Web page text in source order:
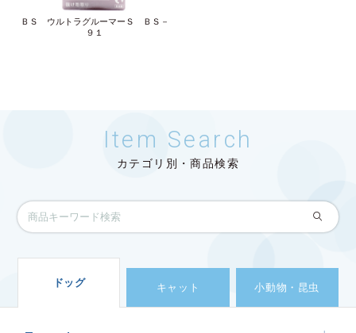
ＢＳ ウルトラグルーマーＳ ＢＳ－
９１
Item Search
カテゴリ別・商品検索
ドッグ キャット 小動物・昆虫